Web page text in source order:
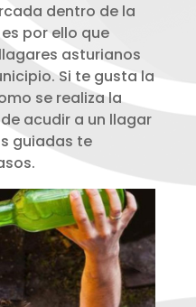
dentro de la
por ello que
asturianos
Si te gusta la
se realiza la
acudir a un llagar
guiadas te